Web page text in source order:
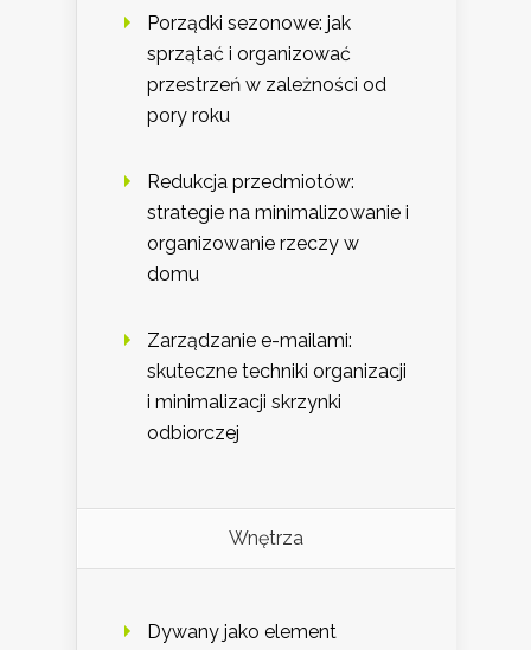
Porządki sezonowe: jak
sprzątać i organizować
przestrzeń w zależności od
pory roku
Redukcja przedmiotów:
strategie na minimalizowanie i
organizowanie rzeczy w
domu
Zarządzanie e-mailami:
skuteczne techniki organizacji
i minimalizacji skrzynki
odbiorczej
Wnętrza
Dywany jako element